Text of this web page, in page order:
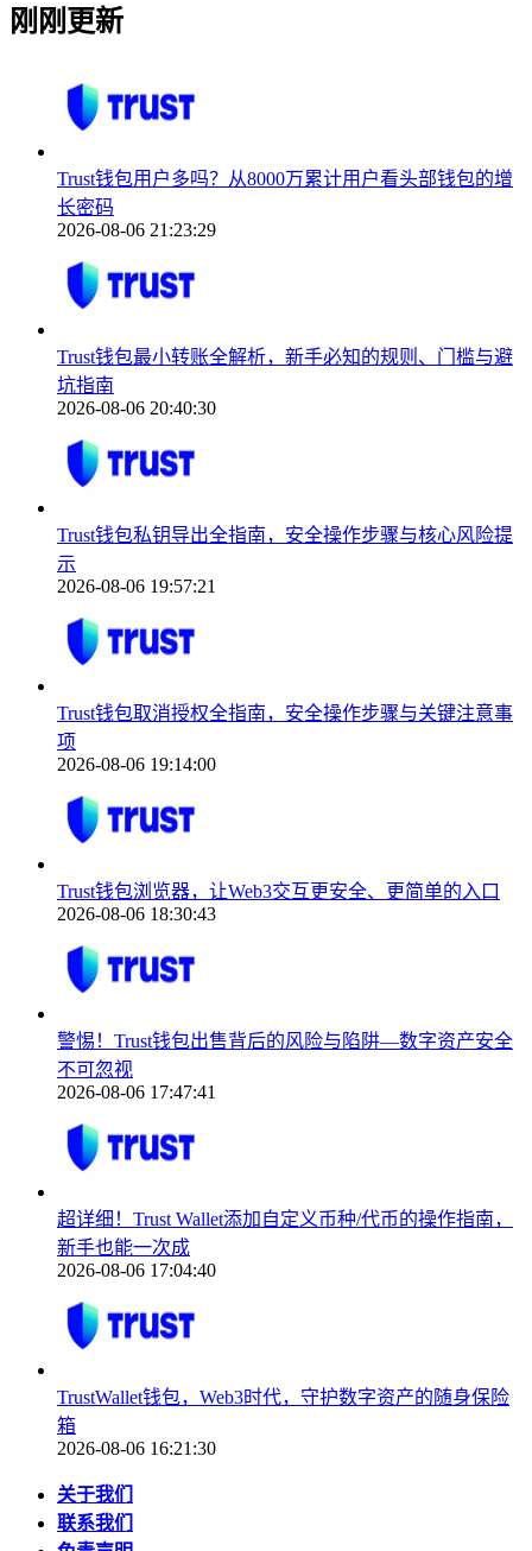
刚刚更新
Trust钱包用户多吗？从8000万累计用户看头部钱包的增
长密码
2026-08-06 21:23:29
Trust钱包最小转账全解析，新手必知的规则、门槛与避
坑指南
2026-08-06 20:40:30
Trust钱包私钥导出全指南，安全操作步骤与核心风险提
示
2026-08-06 19:57:21
Trust钱包取消授权全指南，安全操作步骤与关键注意事
项
2026-08-06 19:14:00
Trust钱包浏览器，让Web3交互更安全、更简单的入口
2026-08-06 18:30:43
警惕！Trust钱包出售背后的风险与陷阱—数字资产安全
不可忽视
2026-08-06 17:47:41
超详细！Trust Wallet添加自定义币种/代币的操作指南，
新手也能一次成
2026-08-06 17:04:40
TrustWallet钱包，Web3时代，守护数字资产的随身保险
箱
2026-08-06 16:21:30
关于我们
联系我们